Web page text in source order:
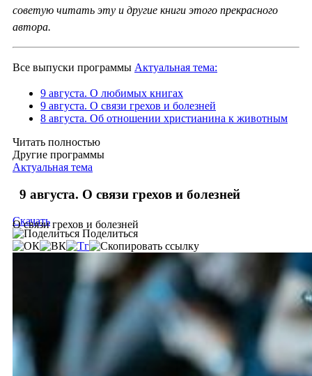
советую читать эту и другие книги этого прекрасного
автора.
Все выпуски программы Актуальная тема:
9 августа. О любимых книгах
9 августа. О связи грехов и болезней
8 августа. Об отношении христианина к животным
Читать полностью
Другие программы
Актуальная тема
9 августа. О связи грехов и болезней
О связи грехов и болезней
Скачать
Поделиться